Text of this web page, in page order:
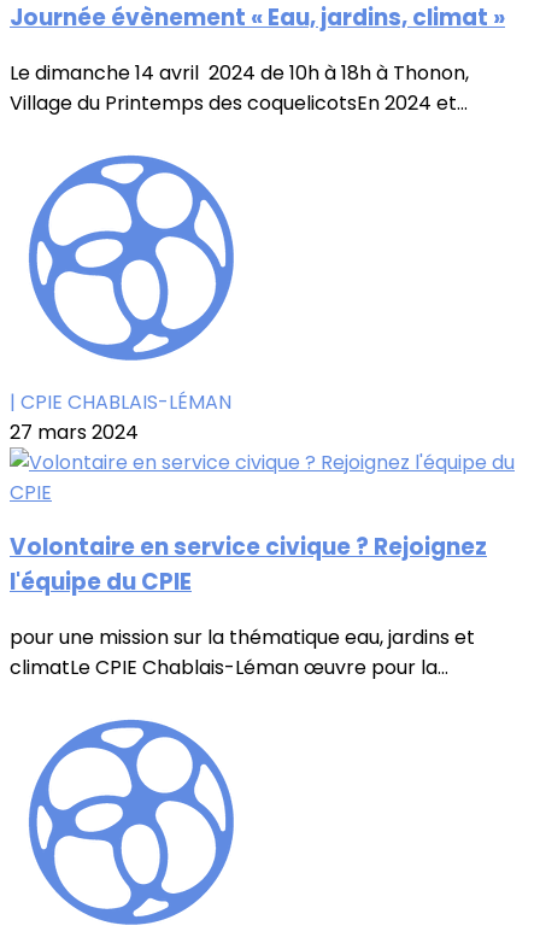
Journée évènement « Eau, jardins, climat »
Le dimanche 14 avril 2024 de 10h à 18h à Thonon,
Village du Printemps des coquelicotsEn 2024 et...
| CPIE CHABLAIS-LÉMAN
27 mars 2024
Volontaire en service civique ? Rejoignez
l'équipe du CPIE
pour une mission sur la thématique eau, jardins et
climatLe CPIE Chablais-Léman œuvre pour la...